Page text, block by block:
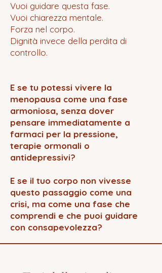
Vuoi guidare questa fase.
Vuoi chiarezza mentale.
Forza nel corpo.
Dignità invece della perdita di
controllo.
​E se tu potessi vivere la
menopausa come una fase
armoniosa, senza dover
pensare immediatamente a
farmaci per la pressione,
terapie ormonali o
antidepressivi?
E se il tuo corpo non vivesse
questo passaggio come una
crisi, ma come una fase che
comprendi e che puoi guidare
con consapevolezza?